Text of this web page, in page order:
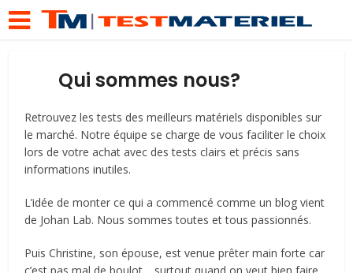
Qui sommes nous?
Retrouvez les tests des meilleurs matériels disponibles sur
le marché. Notre équipe se charge de vous faciliter le choix
lors de votre achat avec des tests clairs et précis sans
informations inutiles.
L’idée de monter ce qui a commencé comme un blog vient
de Johan Lab. Nous sommes toutes et tous passionnés.
Puis Christine, son épouse, est venue prêter main forte car